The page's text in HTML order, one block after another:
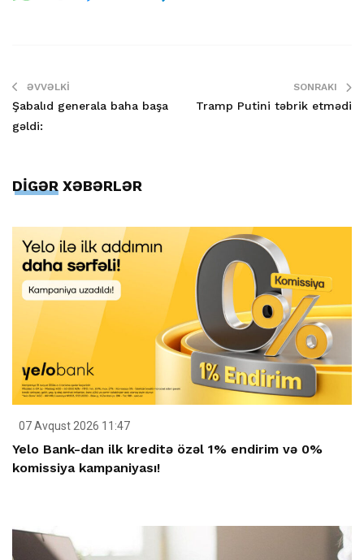
ƏVVƏLKI
Şabalıd generala baha başa
gəldi:
SONRAKI
Tramp Putini təbrik etmədi
DİGƏR XƏBƏRLƏR
07 Avqust 2026 11:47
Yelo Bank-dan ilk kreditə özəl 1% endirim və 0%
komissiya kampaniyası!